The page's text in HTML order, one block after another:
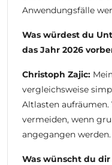
Anwendungsfälle
Was würdest du
das Jahr 2026
Christoph Zajic:
vergleichsweise
Altlasten aufräumen.
vermeiden, wenn
angegangen werden.
Was wünscht du dir